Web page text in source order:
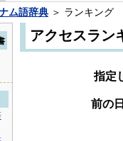
ム語辞典 ＞ ランキング
アクセスラン
指定
前の